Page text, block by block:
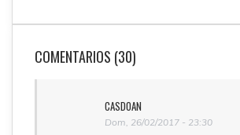
COMENTARIOS (30)
CASDOAN
Dom, 26/02/2017 - 23:30